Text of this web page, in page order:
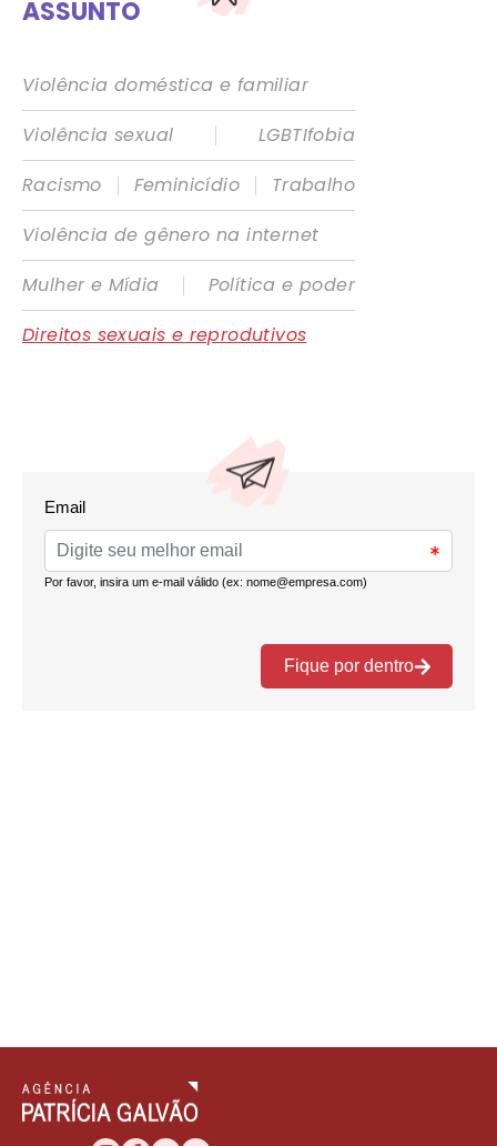
ASSUNTO
Violência doméstica e familiar
Violência sexual
|
LGBTIfobia
Racismo
| Feminicídio |
Trabalho
Violência de gênero na internet
Mulher e Mídia
|
Política e poder
Direitos sexuais e reprodutivos